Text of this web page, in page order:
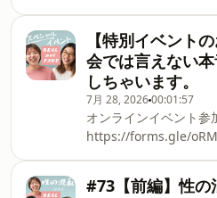
ん。幼い頃から抱えて
深い傷、自分の性や
の混乱、そして同性を
について、これまでの
てくださいました。簡
ではなく、一人の人が
通り、イエスによって
していったのかを丁寧
た、同性を好きになっ
【特別イベント
会では言えない
しちゃいます。
7月 28, 202600:01:57
オンラインイベント参
https://forms.gle/
も、恋愛観や結婚観に
機会は、意外と少ない
#73【前編】性の